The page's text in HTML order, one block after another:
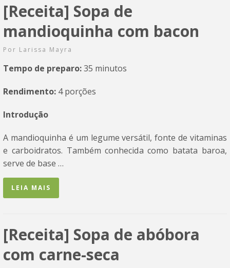
[Receita] Sopa de
mandioquinha com bacon
Por Larissa Mayra
Tempo de preparo:35 minutos
Rendimento: 4 porções
Introdução
A mandioquinha é um legume versátil, fonte de vitaminas
e carboidratos. Também conhecida como batata baroa,
serve de base …
LEIA MAIS
[Receita] Sopa de abóbora
com carne-seca